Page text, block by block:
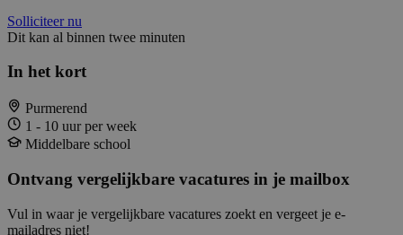
Solliciteer nu
Dit kan al binnen twee minuten
In het kort
Purmerend
1 - 10 uur per week
Middelbare school
Ontvang vergelijkbare vacatures in je mailbox
Vul in waar je vergelijkbare vacatures zoekt en vergeet je e-
mailadres niet!